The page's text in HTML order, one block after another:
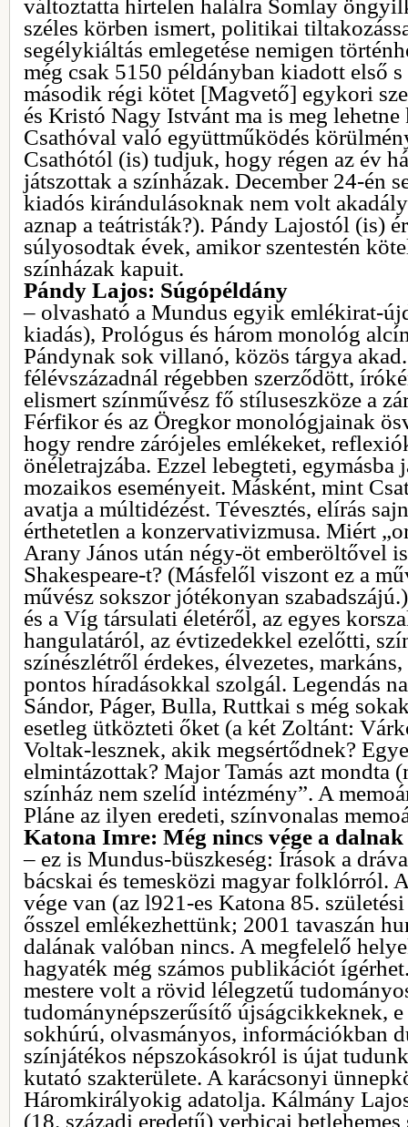
változtatta hirtelen halálra Somlay
széles körben ismert, politikai
segélykiáltás emlegetése nemigen
még csak 5150 példányban kiadott első
második régi kötet [Magvető] egykori
és Kristó Nagy Istvánt ma is meg lehetne
Csathóval való együttműködés
Csathótól (is) tudjuk, hogy régen az év
játszottak a színházak. December 24-én
kiadós kirándulásoknak nem volt
aznap a teátristák?). Pándy Lajostól (is)
súlyosodtak évek, amikor szentestén
színházak kapuit.
Pándy Lajos: Súgópéldány
– olvasható a Mundus egyik emlékirat-
kiadás), Prológus és három monológ
Pándynak sok villanó, közös tárgya
félévszázadnál régebben szerződött,
elismert színművész fő stíluseszköze a
Férfikor és az Öregkor monológjainak
hogy rendre zárójeles emlékeket,
önéletrajzába. Ezzel lebegteti, egymásba
mozaikos eseményeit. Másként, mint
avatja a múltidézést. Tévesztés, elírás
érthetetlen a konzervativizmusa. Miért
Arany János után négy-öt emberöltővel
Shakespeare-t? (Másfelől viszont ez a
művész sokszor jótékonyan
és a Víg társulati életéről, az egyes
hangulatáról, az évtizedekkel ezelőtti,
színészlétről érdekes, élvezetes,
pontos híradásokkal szolgál. Legendás
Sándor, Páger, Bulla, Ruttkai s még
esetleg ütközteti őket (a két Zoltánt:
Voltak-lesznek, akik megsértődnek?
elmintázottak? Major Tamás azt mondta
színház nem szelíd intézmény”. A
Pláne az ilyen eredeti, színvonalas
Katona Imre: Még nincs vége a dalnak
– ez is Mundus-büszkeség: Írások a
bácskai és temesközi magyar folklórról.
vége van (az l921-es Katona 85.
ősszel emlékezhettünk; 2001 tavaszán
dalának valóban nincs. A megfelelő
hagyaték még számos publikációt
mestere volt a rövid lélegzetű
tudománynépszerűsítő újságcikkeknek,
sokhúrú, olvasmányos, információkban
színjátékos népszokásokról is újat
kutató szakterülete. A karácsonyi
Háromkirályokig adatolja. Kálmány
(18. századi eredetű) verbicai